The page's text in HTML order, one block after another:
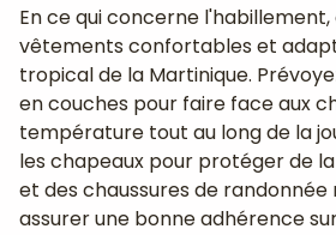
En ce qui concerne
vêtements confortables et
tropical de la Martinique.
en couches pour faire face aux
température tout au long de la
les chapeaux pour protéger de
et des chaussures de
assurer une bonne adhérence